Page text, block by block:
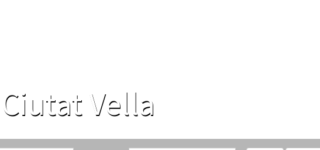
Ciutat Vella